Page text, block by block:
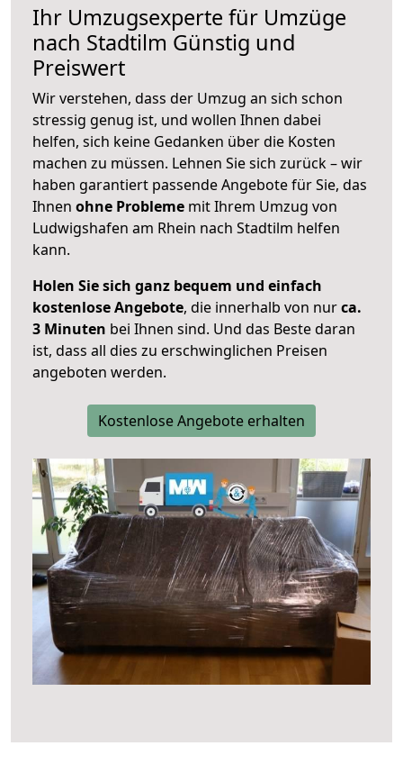
Ihr Umzugsexperte für Umzüge
nach Stadtilm Günstig und
Preiswert
Wir verstehen, dass der Umzug an sich schon
stressig genug ist, und wollen Ihnen dabei
helfen, sich keine Gedanken über die Kosten
machen zu müssen. Lehnen Sie sich zurück – wir
haben garantiert passende Angebote für Sie, das
Ihnen ohne Probleme mit Ihrem Umzug von
Ludwigshafen am Rhein nach Stadtilm helfen
kann.
Holen Sie sich ganz bequem und einfach
kostenlose Angebote, die innerhalb von nurca.
3 Minuten bei Ihnen sind. Und das Beste daran
ist, dass all dies zu erschwinglichen Preisen
angeboten werden.
Kostenlose Angebote erhalten